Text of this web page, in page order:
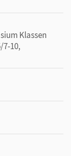
Klassen
7-10,